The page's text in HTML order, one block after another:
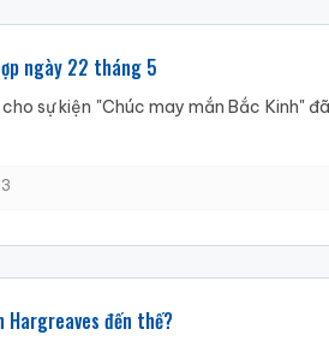
ngày 22 tháng 5
sự kiện "Chúc may mắn Bắc Kinh"
Hargreaves đến thế?